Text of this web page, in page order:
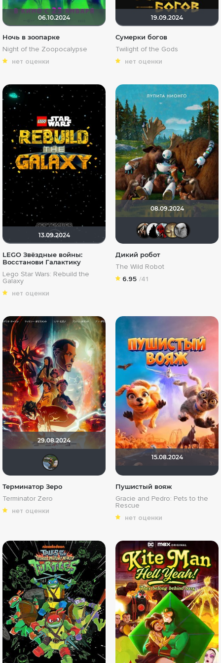
06.10.2024
Ночь в зоопарке
Night of the Zoopocalypse
нет оценки
19.09.2024
Сумерки богов
Twilight of the Gods
нет оценки
13.09.2024
LEGO Звёздные войны:
Восстанови Галактику
Lego Star Wars: Rebuild the
Galaxy
нет оценки
08.09.2024
Kashtan
Дикий робот
The Wild Robot
6.95 /41
29.08.2024
Raoul1Duke
Терминатор Зеро
Terminator Zero
нет оценки
15.08.2024
Пушистый вояж
Gracie and Pedro: Pets to the
Rescue
нет оценки